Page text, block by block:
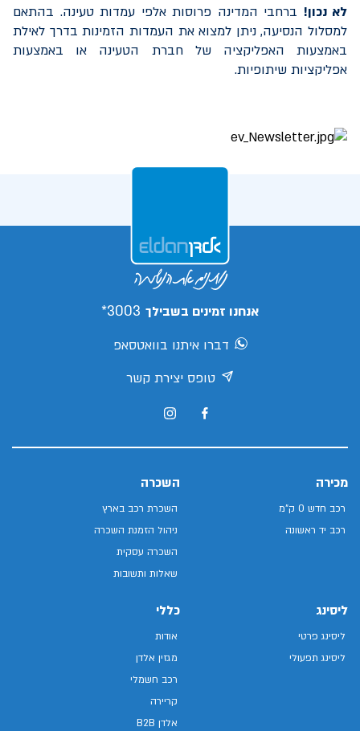
לא נכון! ברחבי המדינה פרוסות אלפי עמדות טעינה. בהתאם
למסלול הנסיעה, ניתן למצוא את העמדות הזמינות בדרך לאילת
באמצעות האפליקציה של חברת הטעינה או באמצעות
אפליקציות שיתופיות.
אנחנו זמינים בשבילך 3003*
דברו איתנו בוואטסאפ
טופס יצירת קשר
מכירה
רכב חדש 0 ק"מ
רכב יד ראשונה
השכרה
השכרת רכב בארץ
ניהול הזמנת השכרה
השכרה עסקית
שאלות ותשובות
ליסינג
ליסינג פרטי
ליסינג תפעולי
כללי
אודות
מגזין אלדן
רכב חשמלי
קריירה
אלדן B2B